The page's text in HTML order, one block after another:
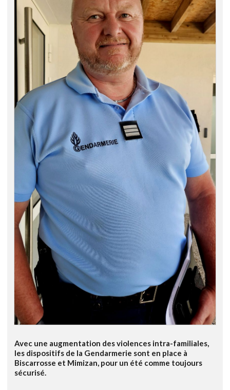
Avec une augmentation des violences intra-familiales,
les dispositifs de la Gendarmerie sont en place à
Biscarrosse et Mimizan, pour un été comme toujours
sécurisé.